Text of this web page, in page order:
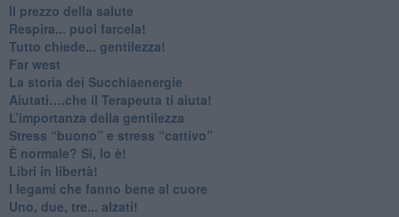
​Il prezzo della salute
​Respira... puoi farcela!
​Tutto chiede... gentilezza!
​Far west
​La storia dei Succhiaenergie
​Aiutati….che il Terapeuta ti aiuta!
​L’importanza della gentilezza
​Stress “buono” e stress “cattivo”
​È normale? Sì, lo è!
​Libri in libertà!
​I legami che fanno bene al cuore
Uno, due, tre... alzati!​